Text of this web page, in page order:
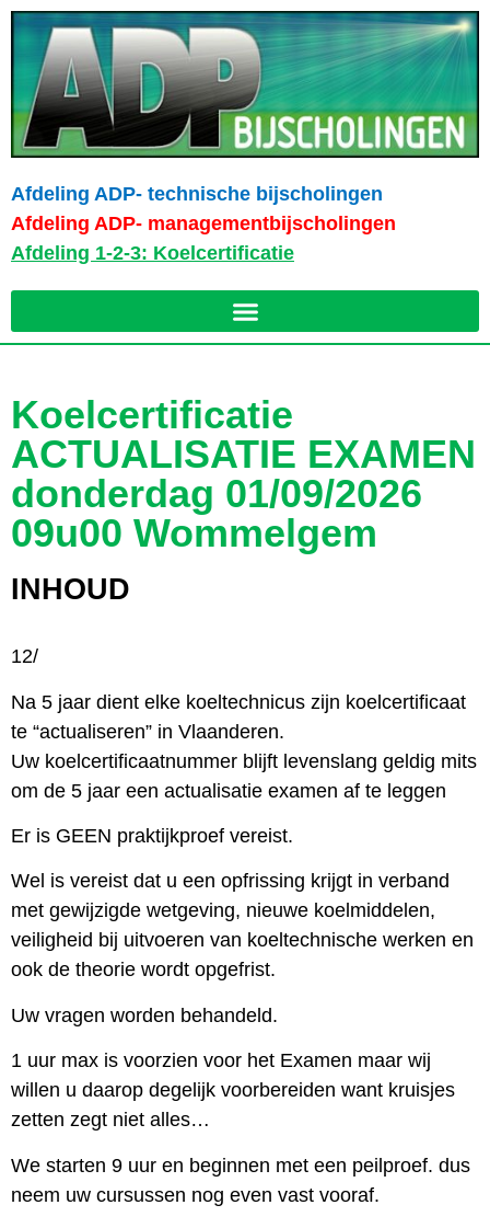
Afdeling ADP- technische bijscholingen
Afdeling ADP- managementbijscholingen
Afdeling 1-2-3: Koelcertificatie
Koelcertificatie
ACTUALISATIE EXAMEN
donderdag 01/09/2026
09u00 Wommelgem
INHOUD
12/
Na 5 jaar dient elke koeltechnicus zijn koelcertificaat
te “actualiseren” in Vlaanderen.
Uw koelcertificaatnummer blijft levenslang geldig mits
om de 5 jaar een actualisatie examen af te leggen
Er is GEEN praktijkproef vereist.
Wel is vereist dat u een opfrissing krijgt in verband
met gewijzigde wetgeving, nieuwe koelmiddelen,
veiligheid bij uitvoeren van koeltechnische werken en
ook de theorie wordt opgefrist.
Uw vragen worden behandeld.
1 uur max is voorzien voor het Examen maar wij
willen u daarop degelijk voorbereiden want kruisjes
zetten zegt niet alles…
We starten 9 uur en beginnen met een peilproef. dus
neem uw cursussen nog even vast vooraf.